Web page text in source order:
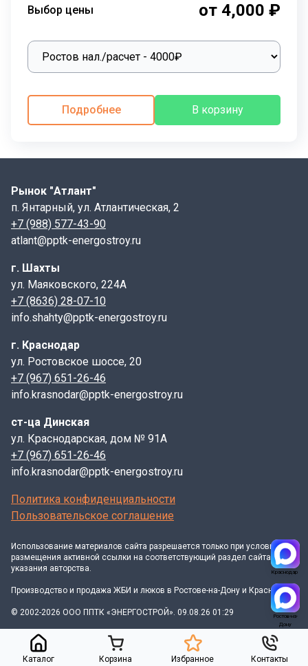
Выбор цены от 4,000 ₽
Подробнее В корзину
Рынок "Атлант"
п. Янтарный, ул. Атлантическая, 2
+7 (988) 577-43-90
atlant@pptk-energostroy.ru
г. Шахты
ул. Маяковского, 224А
+7 (8636) 28-07-10
info.shahty@pptk-energostroy.ru
г. Краснодар
ул. Ростовское шоссе, 20
+7 (967) 651-26-46
info.krasnodar@pptk-energostroy.ru
ст-ца Динская
ул. Краснодарская, дом № 91А
+7 (967) 651-26-46
info.krasnodar@pptk-energostroy.ru
Политика конфиденциальности
Пользовательское соглашение
Использование материалов сайта разрешается только при условии
размещения активной ссылки на соответствующий раздел сайта и
указания авторства.
Производство и продажа ЖБИ и люков в Ростове-на-Дону и Краснодаре
© 2002-2026 ООО ППТК «ЭНЕРГОСТРОЙ». 09.08.26 01:29
Каталог Корзина Избранное Контакты
Краснодар
Ростов-на-
Дону